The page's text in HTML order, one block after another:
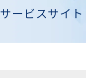
サービスサイト